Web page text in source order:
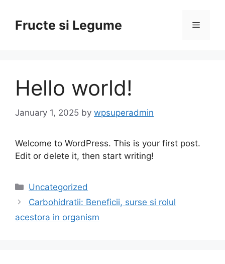
contentFructe si Legume Menu
Hello world!
January 1, 2025 by wpsuperadmin
Welcome to WordPress. This is your first post.
Edit or delete it, then start writing!
Categories
Uncategorized
Carbohidratii: Beneficii, surse si rolul
acestora in organism